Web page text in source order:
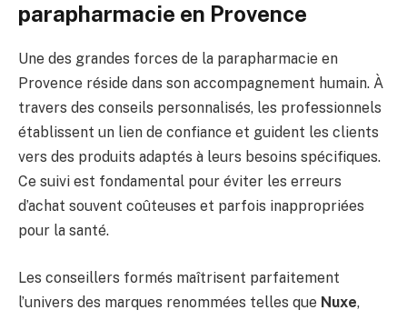
parapharmacie en Provence
Une des grandes forces de la parapharmacie en
Provence réside dans son accompagnement humain. À
travers des conseils personnalisés, les professionnels
établissent un lien de confiance et guident les clients
vers des produits adaptés à leurs besoins spécifiques.
Ce suivi est fondamental pour éviter les erreurs
d’achat souvent coûteuses et parfois inappropriées
pour la santé.
Les conseillers formés maîtrisent parfaitement
l’univers des marques renommées telles que Nuxe,